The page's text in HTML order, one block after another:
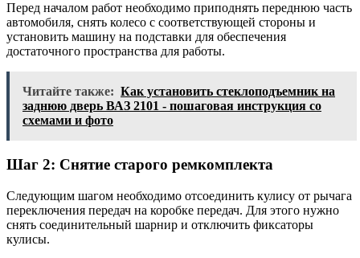
Перед началом работ необходимо приподнять переднюю часть
автомобиля, снять колесо с соответствующей стороны и
установить машину на подставки для обеспечения
достаточного пространства для работы.
Читайте также: Как установить стеклоподъемник на
заднюю дверь ВАЗ 2101 - пошаговая инструкция со
схемами и фото
Шаг 2: Снятие старого ремкомплекта
Следующим шагом необходимо отсоединить кулису от рычага
переключения передач на коробке передач. Для этого нужно
снять соединительный шарнир и отключить фиксаторы
кулисы.